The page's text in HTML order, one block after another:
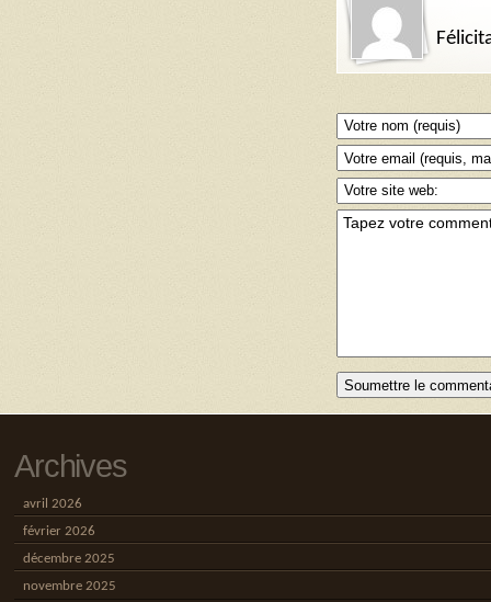
Archives
avril 2026
février 2026
décembre 2025
novembre 2025